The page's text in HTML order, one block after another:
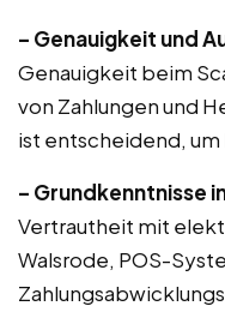
– Genauigkeit und
Genauigkeit beim
von Zahlungen und
ist entscheidend,
– Grundkenntnisse
Vertrautheit mit
Walsrode, POS-